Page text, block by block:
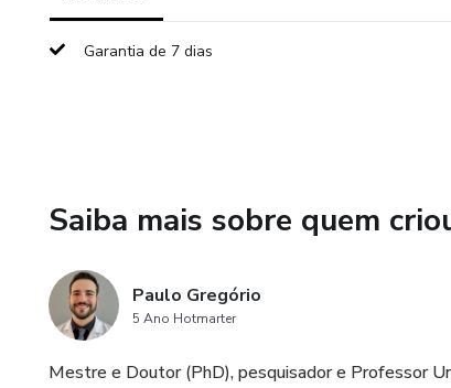
Este ebook-resumo
🎯 O QUE VOCÊ VAI
Garantia de 7 dias
Saiba mais sobre quem
Paulo Gregório
5 Ano Hotmarter
Mestre e Doutor (PhD), pesquisador e Professor